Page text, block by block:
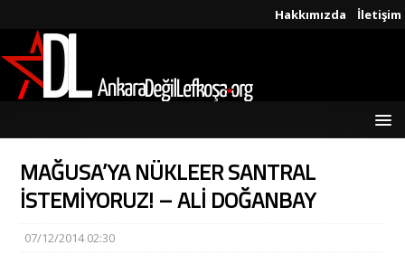
Hakkımızda İletişim
MAĞUSA’YA NÜKLEER SANTRAL
İSTEMİYORUZ! – ALİ DOĞANBAY
07/12/2014 02:30